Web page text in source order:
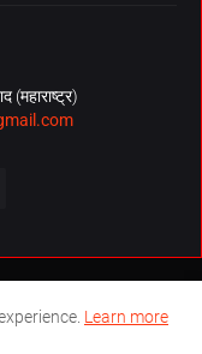
(महाराष्ट्र)
Support by
India Policy
Learn more